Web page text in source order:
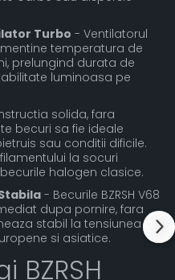
Turbo - Ventilatorul
temperatura de
prelungind durata de
luminoasa pe
solida, fara
becuri sa fie ideale
sau conditii dificile.
la socuri
halogen clasice.
- Becurile BZRSH V68
dupa pornire, fara
stabil la tensiunea de
si asiatice.
BZRSH